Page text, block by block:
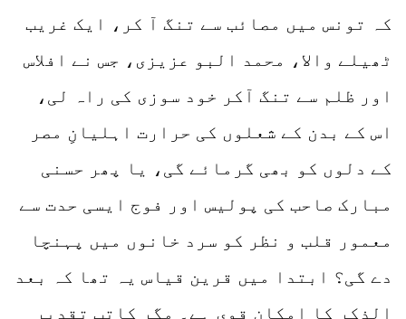
کہ تونس میں مصائب سے تنگ آ کر، ایک غریب
ٹھیلے والا، محمد البو عزیزی، جس نے افلاس
اور ظلم سے تنگ آکر خود سوزی کی راہ لی،
اس کے بدن کے شعلوں کی حرارت اہلیانِ مصر
کے دلوں کو بھی گرمائے گی، یا پھر حسنی
مبارک صاحب کی پولیس اور فوج ایسی حدت سے
معمور قلب و نظر کو سرد خانوں میں پہنچا
دے گی؟ ابتدا میں قرین قیاس یہ تھا کہ بعد
الذکر کا امکان قوی ہے۔ مگر کاتبِ تقدیر